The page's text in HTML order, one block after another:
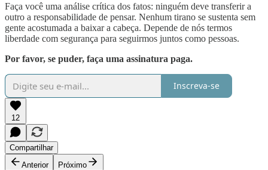
Faça você uma análise crítica dos fatos: ninguém deve transferir a
outro a responsabilidade de pensar. Nenhum tirano se sustenta sem
gente acostumada a baixar a cabeça. Depende de nós termos
liberdade com segurança para seguirmos juntos como pessoas.
Por favor, se puder, faça uma assinatura paga.
Inscreva-se
12
Compartilhar
Anterior
Próximo